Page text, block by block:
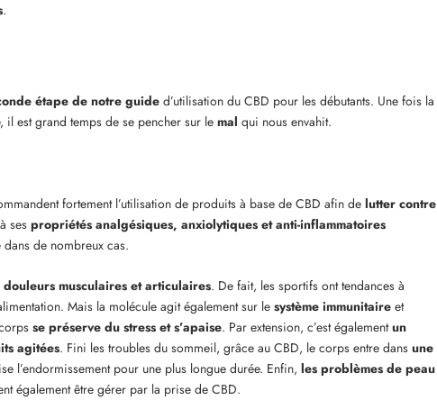
.
étape de notre guide d’utilisation du CBD pour les débutants. Une fois la
est grand temps de se pencher sur lemal qui nous envahit.
fortement l’utilisation de produits à base de CBD afin de lutter contre
ses propriétés analgésiques, anxiolytiques et anti-inflammatoires
de nombreux cas.
douleurs musculaires et articulaires. De fait, les sportifs ont tendances à
Mais la molécule agit également sur le système immunitaire et
se préserve du stress et s’apaise. Par extension, c’est égalementun
agitées. Fini les troubles du sommeil, grâce au CBD, le corps entre dans une
l’endormissement pour une plus longue durée. Enfin, les problèmes de peau
également être gérer par la prise de CBD.